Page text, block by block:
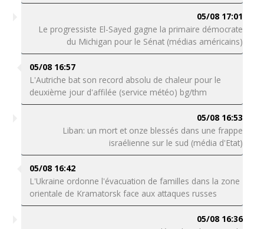
05/08 17:01
Le progressiste El-Sayed gagne la primaire démocrate
du Michigan pour le Sénat (médias américains)
05/08 16:57
L'Autriche bat son record absolu de chaleur pour le
deuxième jour d'affilée (service météo) bg/thm
05/08 16:53
Liban: un mort et onze blessés dans une frappe
israélienne sur le sud (média d'Etat)
05/08 16:42
L'Ukraine ordonne l'évacuation de familles dans la zone
orientale de Kramatorsk face aux attaques russes
05/08 16:36